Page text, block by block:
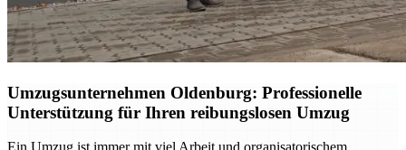
Umzugsunternehmen Oldenburg: Professionelle
Unterstützung für Ihren reibungslosen Umzug